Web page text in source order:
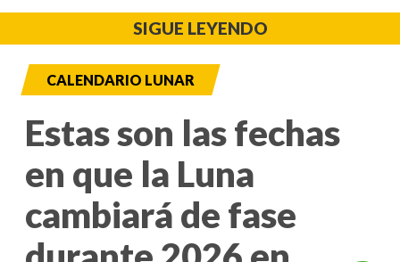
SIGUE LEYENDO
CALENDARIO LUNAR
Estas son las fechas
en que la Luna
cambiará de fase